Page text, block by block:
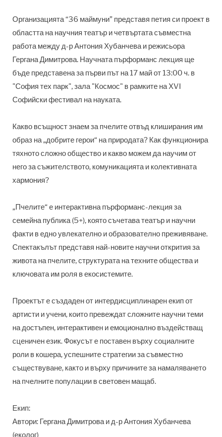
Организацията “36 маймуни” представя петия си проект в
областта на научния театър и четвъртата съвместна
работа между д-р Антония Хубанчева и режисьора
Гергана Димитрова. Научната пърформанс лекция ще
бъде представена за първи път на 17 май от 13:00 ч. в
"София тех парк", зала "Космос" в рамките на XVI
Софийски фестивал на науката.
Какво всъщност знаем за пчелите отвъд клиширания им
образ на „добрите герои“ на природата? Как функционира
тяхното сложно общество и какво можем да научим от
него за съжителството, комуникацията и колективната
хармония?
„Пчелите“ е интерактивна пърформанс-лекция за
семейна публика (5+), която съчетава театър и научни
факти в едно увлекателно и образователно преживяване.
Спектакълът представя най-новите научни открития за
живота на пчелите, структурата на техните общества и
ключовата им роля в екосистемите.
Проектът е създаден от интердисциплинарен екип от
артисти и учени, които превеждат сложните научни теми
на достъпен, интерактивен и емоционално въздействащ
сценичен език. Фокусът е поставен върху социалните
роли в кошера, успешните стратегии за съвместно
съществуване, както и върху причините за намаляването
на пчелните популации в световен мащаб.
Екип:
Автори: Гергана Димитрова и д-р Антония Хубанчева
(еколог)